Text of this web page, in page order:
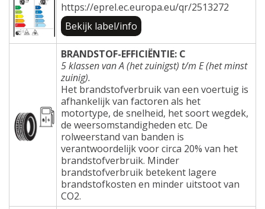
https://eprel.ec.europa.eu/qr/2513272
Bekijk label/info
BRANDSTOF-EFFICIËNTIE: C
5 klassen van A (het zuinigst) t/m E (het minst
zuinig).
Het brandstofverbruik van een voertuig is
afhankelijk van factoren als het
motortype, de snelheid, het soort wegdek,
de weersomstandigheden etc. De
rolweerstand van banden is
verantwoordelijk voor circa 20% van het
brandstofverbruik. Minder
brandstofverbruik betekent lagere
brandstofkosten en minder uitstoot van
CO2.